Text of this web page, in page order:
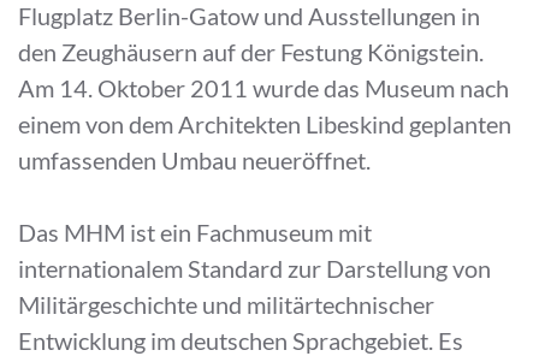
Flugplatz Berlin-Gatow und Ausstellungen in
den Zeughäusern auf der Festung Königstein.
Am 14. Oktober 2011 wurde das Museum nach
einem von dem Architekten Libeskind geplanten
umfassenden Umbau neueröffnet.
Das MHM ist ein Fachmuseum mit
internationalem Standard zur Darstellung von
Militärgeschichte und militärtechnischer
Entwicklung im deutschen Sprachgebiet. Es